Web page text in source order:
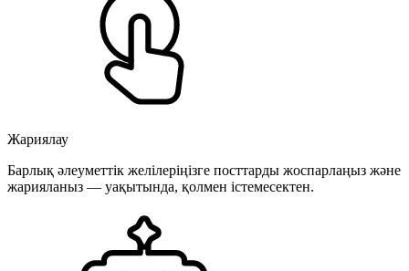
Жариялау
Барлық әлеуметтік желілеріңізге посттарды жоспарлаңыз және
жарияланыз — уақытында, қолмен істемесектен.